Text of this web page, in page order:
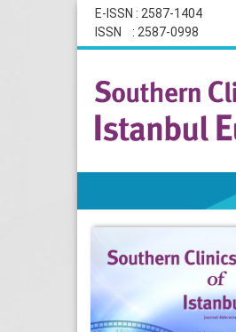
E-ISSN : 2587-1404
ISSN : 2587-0998